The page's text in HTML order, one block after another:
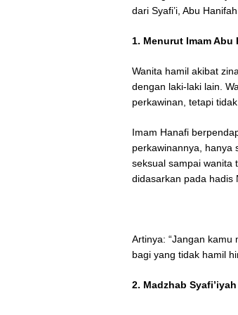
dari Syafi’i, Abu
1. Menurut Imam Abu
Wanita hamil akibat
dengan laki-laki lain.
perkawinan, tetapi
Imam Hanafi
perkawinannya, hanya
seksual sampai wanita
didasarkan pada hadis
Artinya: “Jangan
bagi yang tidak hamil
2. Madzhab Syafi’iyah